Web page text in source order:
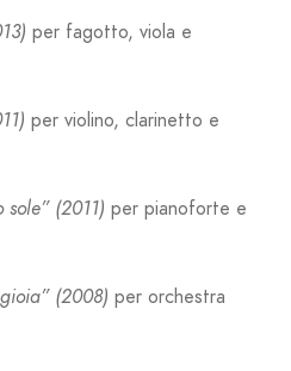
per fagotto, viola e
per violino, clarinetto e
(2011) per pianoforte e
(2008) per orchestra